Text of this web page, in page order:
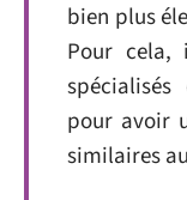
bien plus
Pour cela,
pour avoir
similaires